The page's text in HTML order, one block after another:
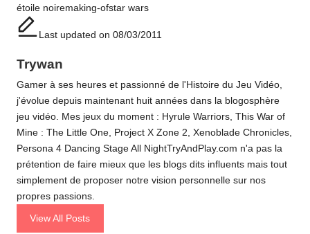
Tags:
étoile noiremaking-ofstar wars
Last updated on 08/03/2011
Trywan
Gamer à ses heures et passionné de l'Histoire du Jeu Vidéo,
j'évolue depuis maintenant huit années dans la blogosphère
jeu vidéo. Mes jeux du moment : Hyrule Warriors, This War of
Mine : The Little One, Project X Zone 2, Xenoblade Chronicles,
Persona 4 Dancing Stage All NightTryAndPlay.com n'a pas la
prétention de faire mieux que les blogs dits influents mais tout
simplement de proposer notre vision personnelle sur nos
propres passions.
View All Posts